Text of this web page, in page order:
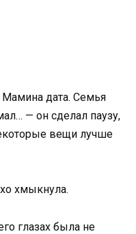
дата. Семья
— он сделал паузу,
вещи лучше
хмыкнула.
глазах была не